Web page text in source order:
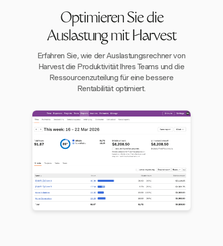
Optimieren Sie die
Auslastung mit Harvest
Erfahren Sie, wie der Auslastungsrechner von
Harvest die Produktivität Ihres Teams und die
Ressourcenzuteilung für eine bessere
Rentabilität optimiert.